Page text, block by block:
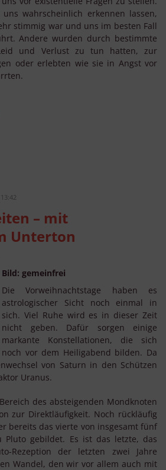
wahrscheinlich erkennen lassen,
stimmig war und uns im besten Fall
Andere wurden durch bestimmte
und Verlust zu tun hatten, zur
oder erlebten wie sie in Angst vor
– mit
Unterton
Bild: gemeinfrei
Die Vorweihnachtstage haben es
astrologischer Sicht noch einmal in
sich. Viel Ruhe wird es in dieser Zeit
nicht geben. Dafür sorgen einige
markante Konstellationen, die sich
noch vor dem Heiligabend bilden. Da
von Saturn in den Schützen
Uranus.
des absteigenden Mondknoten
zur Direktläufigkeit. Noch rückläufig
bereits das vierte von insgesamt fünf
Pluto gebildet. Es ist das letzte, das
Rezeption der letzten zwei Jahre
Wandel, den wir vor allem auch mit